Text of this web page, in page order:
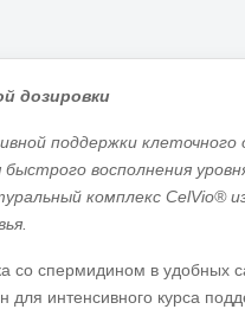
дозировки
поддержки
восполнения
комплекс
спермидином в удобных
интенсивного курса